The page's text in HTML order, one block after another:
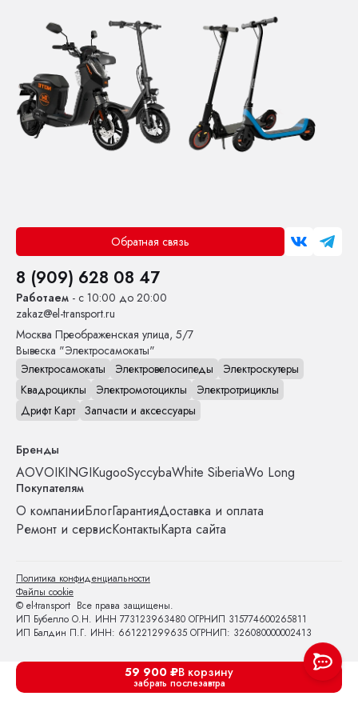
59 900 ₽В корзину
забрать послезавтра
Обратная связь
8 (909) 628 08 47
Работаем - с 10:00 до 20:00
zakaz@el-transport.ru
Москва Преображенская улица, 5/7
Вывеска "Электросамокаты"
Электросамокаты
Электровелосипеды
Электроскутеры
Квадроциклы
Электромотоциклы
Электротрициклы
Дрифт Карт Запчасти и аксессуары
Бренды
AOVOIKINGIKugooSyccybaWhite SiberiaWo Long
Покупателям
О компанииБлогГарантияДоставка и оплата
Ремонт и сервисКонтактыКарта сайта
© el-transport Все права защищены.
ИП Бубелло О.Н. ИНН 773123963480 ОГРНИП 315774600265811
ИП Балдин П.Г. ИНН: 661221299635 ОГРНИП: 326080000002413
Политика конфиденциальности
Файлы cookie